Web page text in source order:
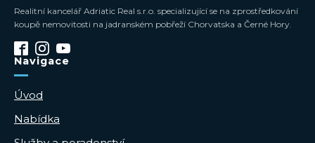
Realitní kancelář Adriatic Real s.r.o. specializující se na zprostředkování
koupě nemovitosti na jadranském pobřeží Chorvatska a Černé Hory.
Navigace
Úvod
Nabídka